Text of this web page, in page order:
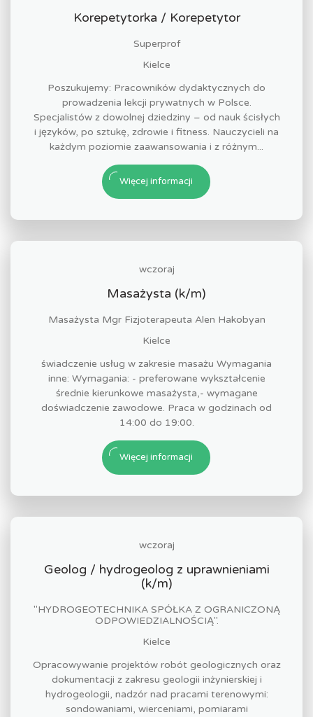
Korepetytorka / Korepetytor
Superprof
Kielce
Poszukujemy: Pracowników dydaktycznych do
prowadzenia lekcji prywatnych w Polsce.
Specjalistów z dowolnej dziedziny – od nauk ścisłych
i języków, po sztukę, zdrowie i fitness. Nauczycieli na
każdym poziomie zaawansowania i z różnym...
Więcej informacji
wczoraj
Masażysta (k/m)
Masażysta Mgr Fizjoterapeuta Alen Hakobyan
Kielce
świadczenie usług w zakresie masażu Wymagania
inne: Wymagania: - preferowane wykształcenie
średnie kierunkowe masażysta,- wymagane
doświadczenie zawodowe. Praca w godzinach od
14:00 do 19:00.
Więcej informacji
wczoraj
Geolog / hydrogeolog z uprawnieniami
(k/m)
"HYDROGEOTECHNIKA SPÓŁKA Z OGRANICZONĄ
ODPOWIEDZIALNOŚCIĄ".
Kielce
Opracowywanie projektów robót geologicznych oraz
dokumentacji z zakresu geologii inżynierskiej i
hydrogeologii, nadzór nad pracami terenowymi:
sondowaniami, wierceniami, pomiarami